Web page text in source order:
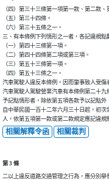
（四）第三十三條第一項第一款、第二款、
（五）第三十四條。
（六）第三十五條之一。
三、有本條例下列情形之一者，各記違規點
（一）第四十三條第一項。
（二）第四十四條第二項或第三項。
（三）第五十三條第一項。
（四）第五十三條之一。
汽車駕駛人違反本條例，因而肇事致人受傷
汽車駕駛人駕駛營業汽車有本條例第二十九
予記點情形者，除依第五項各款予以記點外
自中華民國一百十二年六月三十日起，初
人，依第五項第一款或第二款規定應記違規
相關解釋令函 相關裁判
第 3 條
二以上違反道路交通管理之行為，應分別